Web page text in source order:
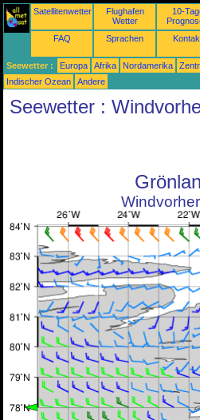
Satellitenwetter
Flughafen
Wetter
10-
FAQ Sprachen
Seewetter : Europa Afrika Nordamerika
Indischer Ozean
Andere
Seewetter :